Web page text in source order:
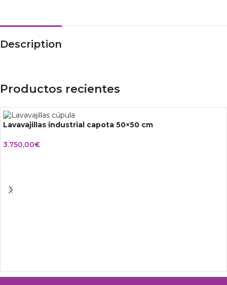
Description
Productos recientes
Lavavajillas industrial capota 50×50 cm
3.750,00€